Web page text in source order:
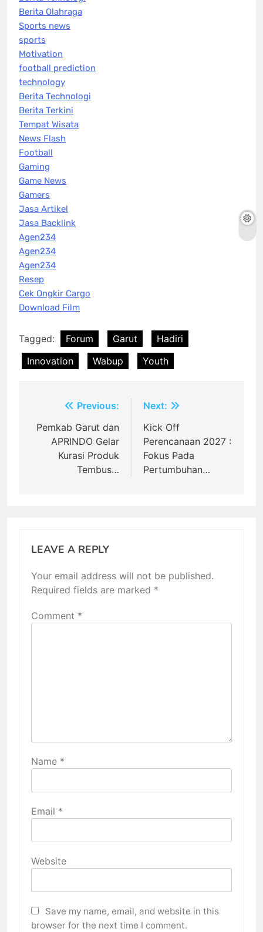
Berita Olahraga
Sports news
sports
Motivation
football prediction
technology
Berita Technologi
Berita Terkini
Tempat Wisata
News Flash
Football
Gaming
Game News
Gamers
Jasa Artikel
Jasa Backlink
Agen234
Agen234
Agen234
Resep
Cek Ongkir Cargo
Download Film
Tagged: Forum Garut
Hadiri
Innovation
Wabup Youth
navigation
Previous:
Pemkab Garut dan
APRINDO Gelar
Kurasi Produk
Tembus…
Next:
‎Kick Off
Perencanaan 2027 :
Fokus Pada
Pertumbuhan…
LEAVE A REPLY
Your email address will not be published.
Required fields are marked *
Comment *
Name *
Email *
Website
Save my name, email, and website in this
browser for the next time I comment.